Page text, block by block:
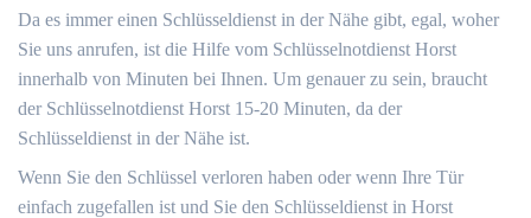
Da es immer einen Schlüsseldienst in der Nähe gibt, egal, woher
Sie uns anrufen, ist die Hilfe vom Schlüsselnotdienst Horst
innerhalb von Minuten bei Ihnen. Um genauer zu sein, braucht
der Schlüsselnotdienst Horst 15-20 Minuten, da der
Schlüsseldienst in der Nähe ist.
Wenn Sie den Schlüssel verloren haben oder wenn Ihre Tür
einfach zugefallen ist und Sie den Schlüsseldienst in Horst